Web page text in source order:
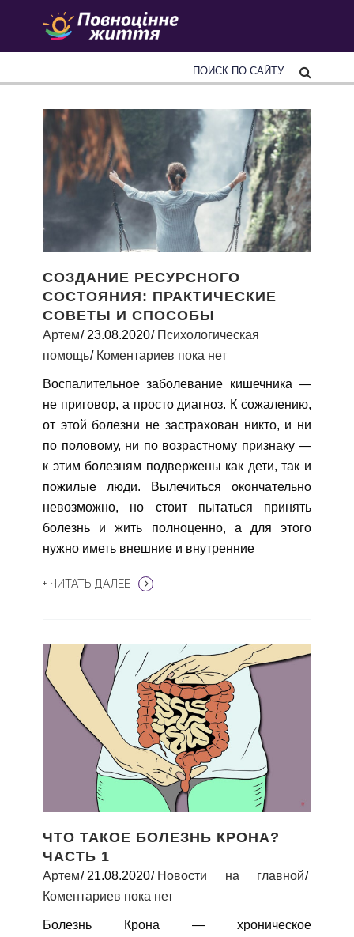
СОЗДАНИЕ РЕСУРСНОГО
СОСТОЯНИЯ: ПРАКТИЧЕСКИЕ
СОВЕТЫ И СПОСОБЫ
Артем 23.08.2020
Психологическая
помощь
Коментариев пока нет
Воспалительное заболевание кишечника —
не приговор, а просто диагноз. К сожалению,
от этой болезни не застрахован никто, и ни
по половому, ни по возрастному признаку —
к этим болезням подвержены как дети, так и
пожилые люди. Вылечиться окончательно
невозможно, но стоит пытаться принять
болезнь и жить полноценно, а для этого
нужно иметь внешние и внутренние
+ ЧИТАТЬ ДАЛЕЕ
ЧТО ТАКОЕ БОЛЕЗНЬ КРОНА?
ЧАСТЬ 1
Артем 21.08.2020
Новости на главной
Коментариев пока нет
Болезнь Крона — хроническое